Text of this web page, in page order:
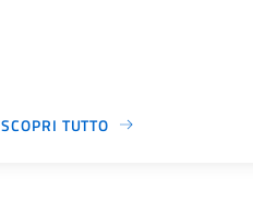
SCOPRI TUTTO